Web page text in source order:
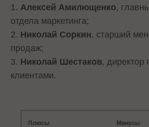
1. Алексей Амилющенко,
отдела маркетинга;
2. Николай Соркин, старший
продаж;
3. Николай Шестаков, директор
клиентами.
Плюсы Минусы